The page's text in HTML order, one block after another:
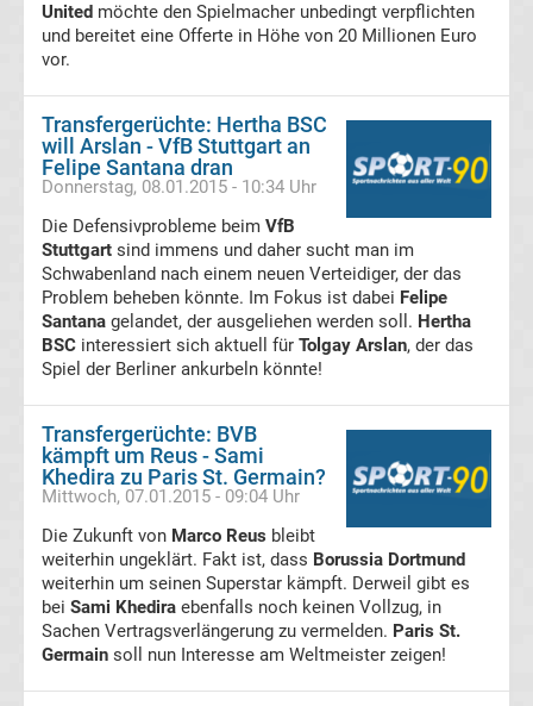
Liste
Bundesliga
Aufsteiger
Bundesliga
App
Bundesliga
Live
Stream
Bundesliga
United möchte den Spielmacher unbedingt verpflichten
und bereitet eine Offerte in Höhe von 20 Millionen Euro
vor.
Transfergerüchte: Hertha BSC
will Arslan - VfB Stuttgart an
Felipe Santana dran
Donnerstag, 08.01.2015 - 10:34 Uhr
Die Defensivprobleme beim VfB
Stuttgart sind immens und daher sucht man im
Schwabenland nach einem neuen Verteidiger, der das
Problem beheben könnte. Im Fokus ist dabei Felipe
Santana gelandet, der ausgeliehen werden soll. Hertha
BSC interessiert sich aktuell für Tolgay Arslan, der das
Spiel der Berliner ankurbeln könnte!
Transfergerüchte: BVB
kämpft um Reus - Sami
Khedira zu Paris St. Germain?
Mittwoch, 07.01.2015 - 09:04 Uhr
Die Zukunft von Marco Reus bleibt
weiterhin ungeklärt. Fakt ist, dass Borussia Dortmund
weiterhin um seinen Superstar kämpft. Derweil gibt es
bei Sami Khedira ebenfalls noch keinen Vollzug, in
Sachen Vertragsverlängerung zu vermelden. Paris St.
Germain soll nun Interesse am Weltmeister zeigen!